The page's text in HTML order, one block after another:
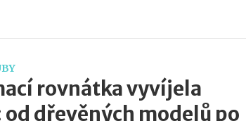
rovnátka vyvíjela
dřevěných modelů po